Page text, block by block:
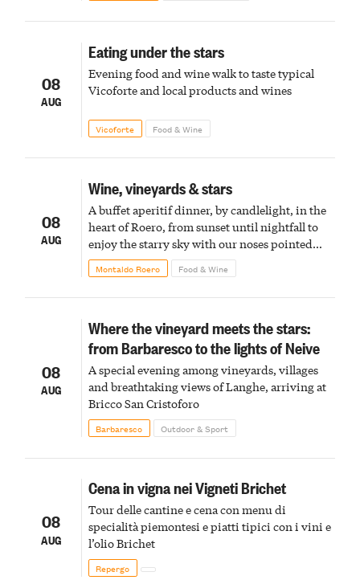
08
AUG
Eating under the stars
Evening food and wine walk to taste typical
Vicoforte and local products and wines
Vicoforte Food & Wine
08
AUG
Wine, vineyards & stars
A buffet aperitif dinner, by candlelight, in the
heart of Roero, from sunset until nightfall to
enjoy the starry sky with our noses pointed
upward
Montaldo Roero Food & Wine
08
AUG
Where the vineyard meets the stars:
from Barbaresco to the lights of Neive
A special evening among vineyards, villages
and breathtaking views of Langhe, arriving at
Bricco San Cristoforo
Barbaresco Outdoor & Sport
08
AUG
Cena in vigna nei Vigneti Brichet
Tour delle cantine e cena con menu di
specialità piemontesi e piatti tipici con i vini e
l’olio Brichet
Repergo